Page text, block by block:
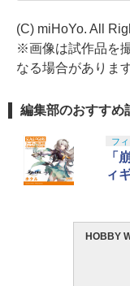
(C) miHoYo. All
※画像は試作品を
なる場合があります
編集部のおすすめ
フ
「
ィ
HOBBY